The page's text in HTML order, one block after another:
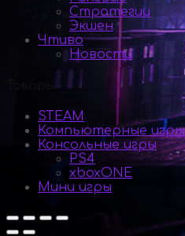
Стратегии
Экшен
Чтиво
Новости
STEAM
Компьютерные игры
Консольные игры
PS4
xboxONE
Мини игры